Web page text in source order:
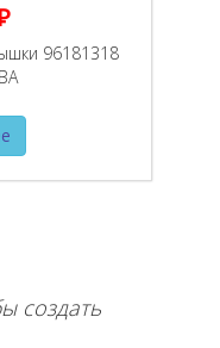
96181318
создать